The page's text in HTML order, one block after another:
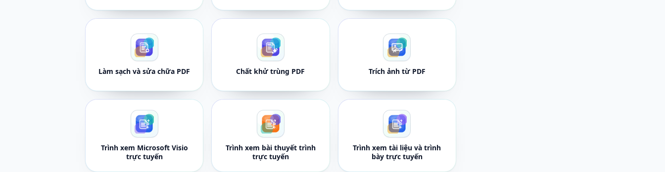
Làm sạch và sửa chữa PDF Chất khử trùng PDF Trích ảnh từ PDF
Trình xem Microsoft Visio
trực tuyến
Trình xem bài thuyết trình
trực tuyến
Trình xem tài liệu và trình
bày trực tuyến